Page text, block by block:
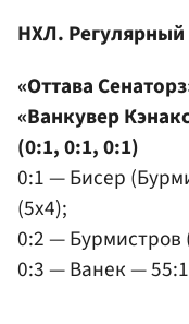
НХЛ.
«Оттава
«Ванкувер
(0:1, 0:1, 0:1)
0:1 — Бисер
(5x4);
0:2 —
0:3 — Ванек —